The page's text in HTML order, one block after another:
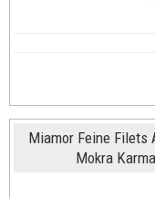
Miamor Feine Filets
Mokra